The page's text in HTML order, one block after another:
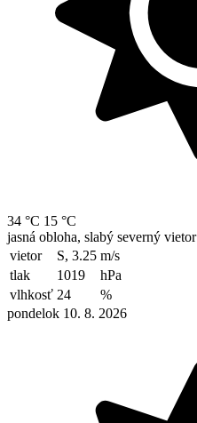
34 °C 15 °C
jasná obloha, slabý severný vietor
vietor
S, 3.25 m/s
tlak
1019
hPa
vlhkosť 24
%
pondelok 10. 8. 2026